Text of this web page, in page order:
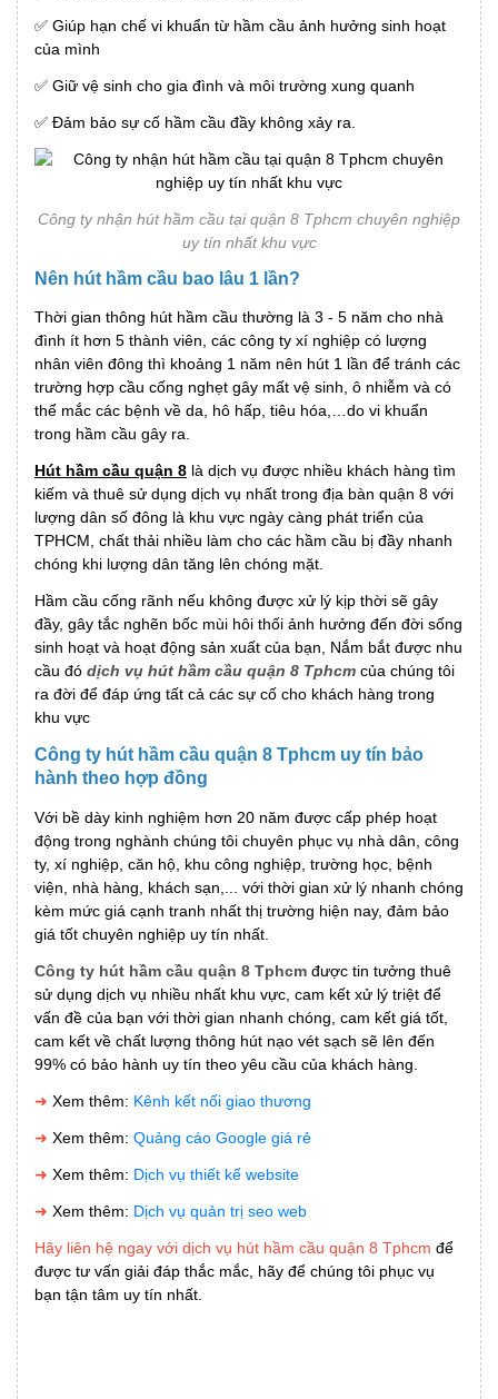
✅ Giúp hạn chế vi khuẩn từ hầm cầu ảnh hưởng sinh hoạt
của mình
✅ Giữ vệ sinh cho gia đình và môi trường xung quanh
✅ Đảm bảo sự cố hầm cầu đầy không xảy ra.
Công ty nhận hút hầm cầu tại quận 8 Tphcm chuyên nghiệp
uy tín nhất khu vực
Nên hút hầm cầu bao lâu 1 lần?
Thời gian thông hút hầm cầu thường là 3 - 5 năm cho nhà
đình ít hơn 5 thành viên, các công ty xí nghiệp có lượng
nhân viên đông thì khoảng 1 năm nên hút 1 lần để tránh các
trường hợp cầu cống nghẹt gây mất vệ sinh, ô nhiễm và có
thể mắc các bệnh về da, hô hấp, tiêu hóa,…do vi khuẩn
trong hầm cầu gây ra.
Hút hầm cầu quận 8 là dịch vụ được nhiều khách hàng tìm
kiếm và thuê sử dụng dịch vụ nhất trong địa bàn quận 8 với
lượng dân số đông là khu vực ngày càng phát triển của
TPHCM, chất thải nhiều làm cho các hầm cầu bị đầy nhanh
chóng khi lượng dân tăng lên chóng mặt.
Hầm cầu cống rãnh nếu không được xử lý kịp thời sẽ gây
đầy, gây tắc nghẽn bốc mùi hôi thối ảnh hưởng đến đời sống
sinh hoạt và hoạt động sản xuất của bạn, Nắm bắt được nhu
cầu đó dịch vụ hút hầm cầu quận 8 Tphcm của chúng tôi
ra đời để đáp ứng tất cả các sự cố cho khách hàng trong
khu vực
Công ty hút hầm cầu quận 8 Tphcm uy tín bảo
hành theo hợp đồng
Với bề dày kinh nghiệm hơn 20 năm được cấp phép hoạt
động trong nghành chúng tôi chuyên phục vụ nhà dân, công
ty, xí nghiệp, căn hộ, khu công nghiệp, trường học, bệnh
viện, nhà hàng, khách sạn,... với thời gian xử lý nhanh chóng
kèm mức giá cạnh tranh nhất thị trường hiện nay, đảm bảo
giá tốt chuyên nghiệp uy tín nhất.
Công ty hút hầm cầu quận 8 Tphcm được tin tưởng thuê
sử dụng dịch vụ nhiều nhất khu vực, cam kết xử lý triệt để
vấn đề của bạn với thời gian nhanh chóng, cam kết giá tốt,
cam kết về chất lượng thông hút nạo vét sạch sẽ lên đến
99% có bảo hành uy tín theo yêu cầu của khách hàng.
➜ Xem thêm: Kênh kết nối giao thương
➜ Xem thêm: Quảng cáo Google giá rẻ
➜ Xem thêm: Dịch vụ thiết kế website
➜ Xem thêm: Dịch vụ quản trị seo web
Hãy liên hệ ngay với dịch vụ hút hầm cầu quận 8 Tphcm để
được tư vấn giải đáp thắc mắc, hãy để chúng tôi phục vụ
bạn tận tâm uy tín nhất.